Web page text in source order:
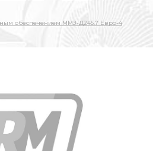
обеспечением ММЗ-Д245.7 Евро-4